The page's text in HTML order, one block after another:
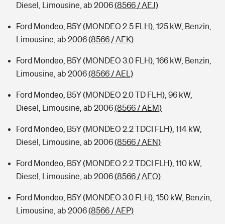
Diesel, Limousine, ab 2006(8566 / AEJ)
Ford Mondeo, B5Y (MONDEO 2.5 FLH), 125 kW, Benzin,
Limousine, ab 2006(8566 / AEK)
Ford Mondeo, B5Y (MONDEO 3.0 FLH), 166 kW, Benzin,
Limousine, ab 2006(8566 / AEL)
Ford Mondeo, B5Y (MONDEO 2.0 TD FLH), 96 kW,
Diesel, Limousine, ab 2006(8566 / AEM)
Ford Mondeo, B5Y (MONDEO 2.2 TDCI FLH), 114 kW,
Diesel, Limousine, ab 2006(8566 / AEN)
Ford Mondeo, B5Y (MONDEO 2.2 TDCI FLH), 110 kW,
Diesel, Limousine, ab 2006(8566 / AEO)
Ford Mondeo, B5Y (MONDEO 3.0 FLH), 150 kW, Benzin,
Limousine, ab 2006(8566 / AEP)